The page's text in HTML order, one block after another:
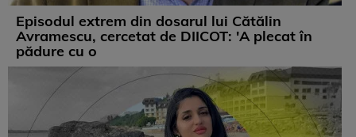
Episodul extrem din dosarul lui Cătălin
Avramescu, cercetat de DIICOT: 'A plecat în
pădure cu o